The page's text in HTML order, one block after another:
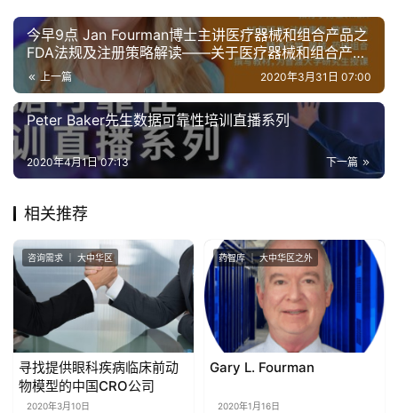
代
学
A
l
l
E
g
l
i
s
联
系
我
今早9点 Jan Fourman博士主讲医疗器械和组合产品之
FDA法规及注册策略解读——关于医疗器械和组合产品
的最新变动
上一篇 2020年3月31日 07:00
Peter Baker先生数据可靠性培训直播系列
下一篇
2020年4月1日 07:13
相关推荐
咨询需求 ｜ 大中华区
寻找提供眼科疾病临床前动
物模型的中国CRO公司
2020年3月10日
药智库 ｜ 大中华区之外
​Gary L. Fourman
2020年1月16日